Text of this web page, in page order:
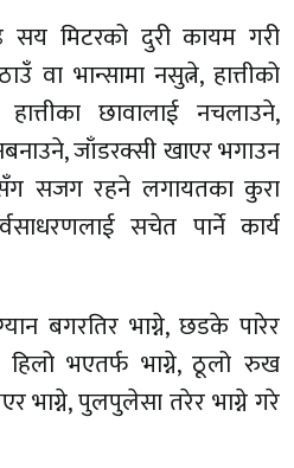
सय मिटरको दुरी कायम गरी
वा भान्सामा नसुत्ने, हात्तीको
छावालाई नचलाउने,
जाँडरक्सी खाएर भगाउन
सजग रहने लगायतका कुरा
सचेत पार्ने कार्य
बगरतिर भाग्ने, छडके पारेर
भएतर्फ भाग्ने, ठूलो रुख
भाग्ने, पुलपुलेसा तरेर भाग्ने गरे